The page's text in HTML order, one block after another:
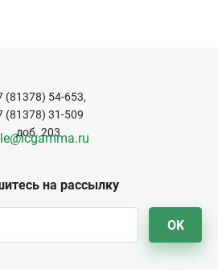
на рассылку
OK
(81378) 54-653,
(81378) 31-509
доб. 203